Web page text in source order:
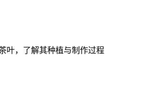
叶，了解其种植与制作过程